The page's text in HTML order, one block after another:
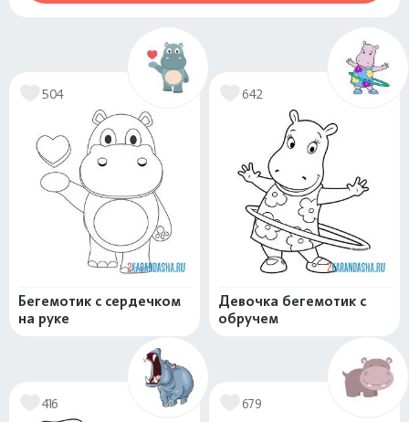
504
Бегемотик с сердечком
на руке
642
Девочка бегемотик с
обручем
416 679